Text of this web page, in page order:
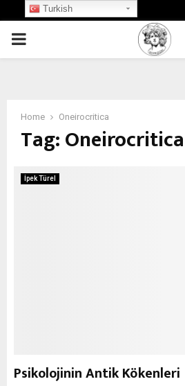
PRIMARY
Home Oneirocritica
Tag:Oneirocritica
İpek Türel
Psikolojinin Antik Kökenleri
Turkish